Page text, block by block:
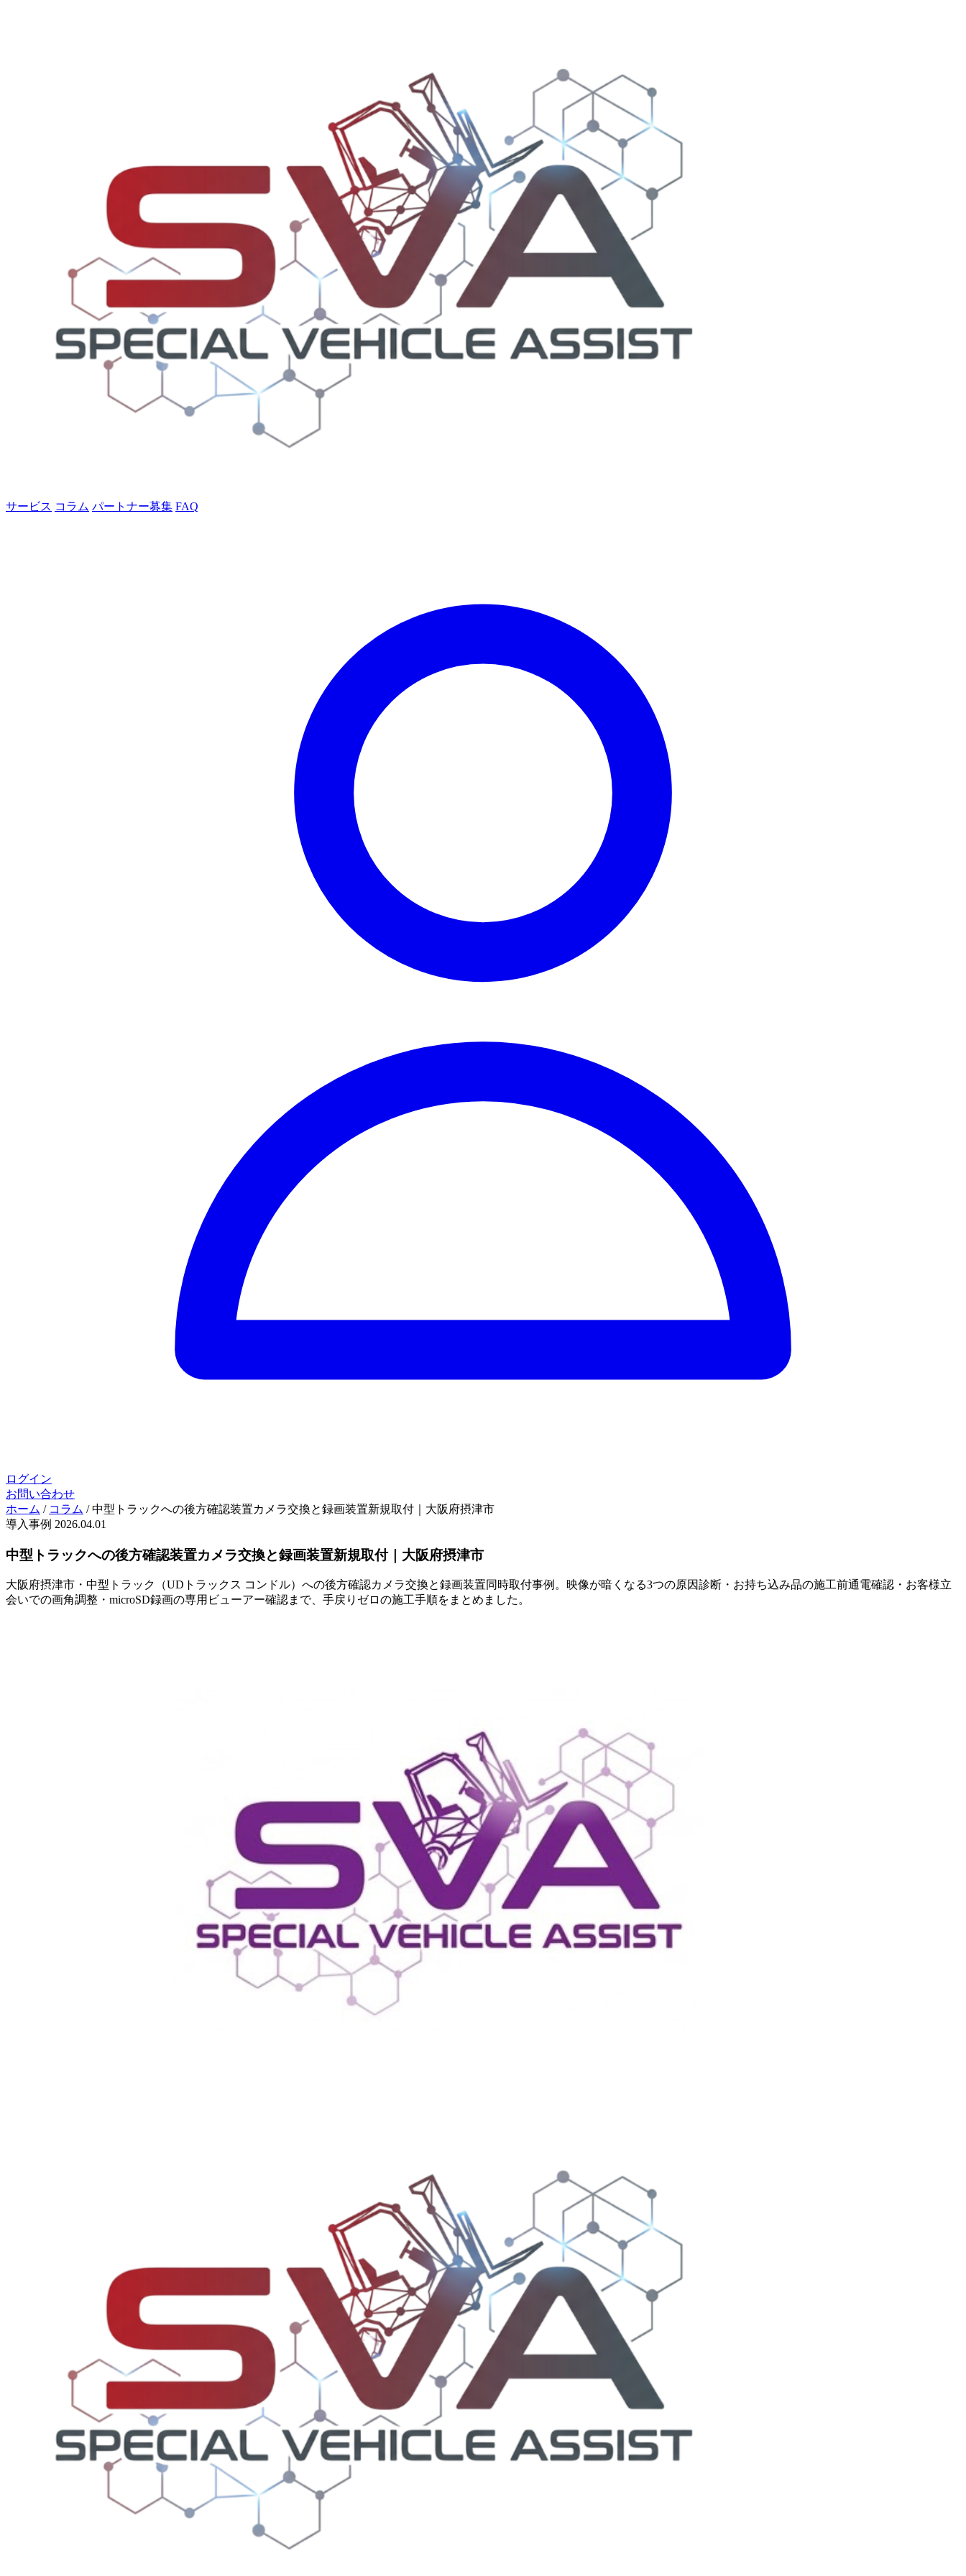
サービス コラム パートナー募集 FAQ
ログイン
お問い合わせ
ホーム / コラム / 中型トラックへの後方確認装置カメラ交換と録画装置新規取付｜大阪府摂津市
導入事例 2026.04.01
中型トラックへの後方確認装置カメラ交換と録画装置新規取付｜大阪府摂津市
大阪府摂津市・中型トラック（UDトラックス コンドル）への後方確認カメラ交換と録画装置同時取付事例。映像が暗くなる3つの原因診断・お持ち込み品の施工前通電確認・お客様立
会いでの画角調整・microSD録画の専用ビューアー確認まで、手戻りゼロの施工手順をまとめました。